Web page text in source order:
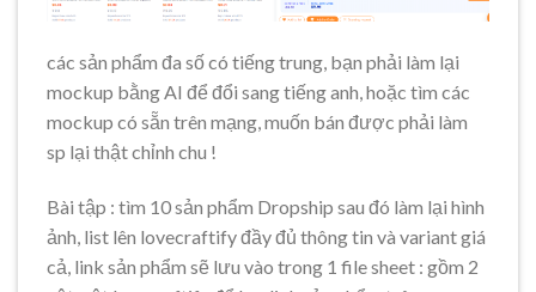
các sản phẩm đa số có tiếng trung, bạn phải làm lại
mockup bằng AI để đổi sang tiếng anh, hoặc tìm các
mockup có sẵn trên mạng, muốn bán được phải làm
sp lại thật chỉnh chu !
Bài tập : tìm 10 sản phẩm Dropship sau đó làm lại hình
ảnh, list lên lovecraftify đầy đủ thông tin và variant giá
cả, link sản phẩm sẽ lưu vào trong 1 file sheet : gồm 2